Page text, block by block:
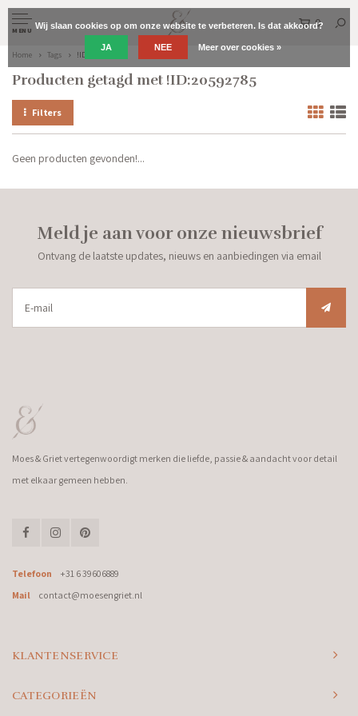
MENU
0
Home Tags !ID:20592785
Producten getagd met !ID:20592785
Filters
Geen producten gevonden!...
Meld je aan voor onze nieuwsbrief
Ontvang de laatste updates, nieuws en aanbiedingen via email
Moes & Griet vertegenwoordigt merken die liefde, passie & aandacht voor detail
met elkaar gemeen hebben.
Telefoon
+31 6 39606889
Mail
contact@moesengriet.nl
KLANTENSERVICE
CATEGORIEËN
Wij slaan cookies op om onze website te verbeteren. Is dat akkoord?
JA NEE Meer over cookies »